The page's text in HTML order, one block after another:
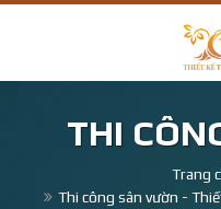
THI
Trang
Thi công sân vườn -